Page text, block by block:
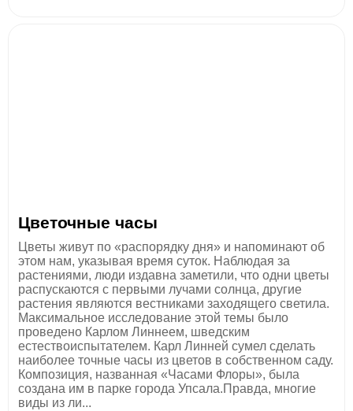
Цветочные часы
Цветы живут по «распорядку дня» и напоминают об
этом нам, указывая время суток. Наблюдая за
растениями, люди издавна заметили, что одни цветы
распускаются с первыми лучами солнца, другие
растения являются вестниками заходящего светила.
Максимальное исследование этой темы было
проведено Карлом Линнеем, шведским
естествоиспытателем. Карл Линней сумел сделать
наиболее точные часы из цветов в собственном саду.
Композиция, названная «Часами Флоры», была
создана им в парке города Упсала.Правда, многие
виды из ли...